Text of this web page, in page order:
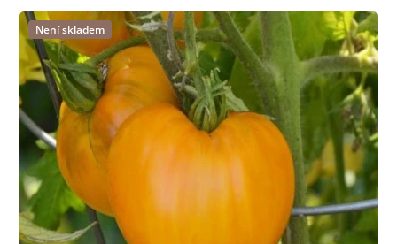
Není skladem